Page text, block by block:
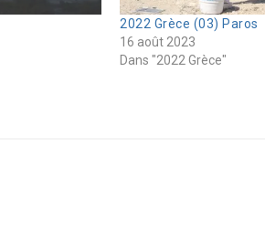
2022 Grèce (03) Paros
16 août 2023
Dans "2022 Grèce"